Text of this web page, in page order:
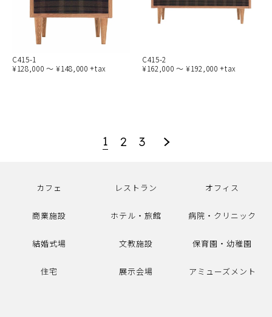
C415-1
¥128,000 ～ ¥148,000 +tax
C415-2
¥162,000 ～ ¥192,000 +tax
1 2 3
カフェ レストラン オフィス
商業施設 ホテル・旅館 病院・クリニック
結婚式場 文教施設 保育園・幼稚園
住宅 展示会場 アミューズメント